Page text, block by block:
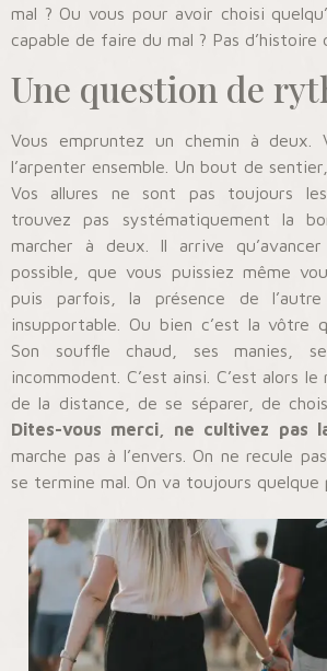
mal ? Ou vous pour avoir choisi
capable de faire du mal ? Pas d’histoire
Une question de
Vous empruntez un chemin à deux.
l’arpenter ensemble. Un bout de
Vos allures ne sont pas toujours
trouvez pas systématiquement la
marcher à deux. Il arrive
possible, que vous puissiez même
puis parfois, la présence de
insupportable. Ou bien c’est la vôtre
Son souffle chaud, ses manies,
incommodent. C’est ainsi. C’est alors
de la distance, de se séparer, de
Dites-vous merci, ne cultivez pas
marche pas à l’envers. On ne recule
se termine mal. On va toujours quelque